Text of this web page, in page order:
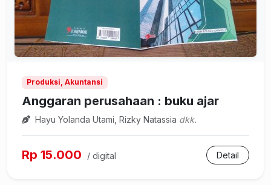
Produksi, Akuntansi
Anggaran perusahaan : buku ajar
Hayu Yolanda Utami, Rizky Natassia dkk.
Rp 15.000 / digital Detail